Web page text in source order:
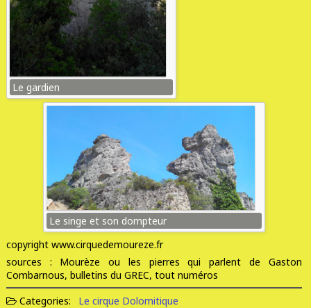
Le gardien
Le singe et son dompteur
copyright www.cirquedemoureze.fr
sources : Mourèze ou les pierres qui parlent de Gaston
Combarnous, bulletins du GREC, tout numéros
Categories:
Le cirque Dolomitique